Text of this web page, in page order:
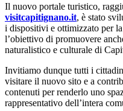
Il nuovo portale turistico,
visitcapitignano.it, è stato
i dispositivi e ottimizzato per
l’obiettivo di promuovere
naturalistico e culturale di
Invitiamo dunque tutti i
visitare il nuovo sito e a
contenuti per renderlo uno
rappresentativo dell’intera